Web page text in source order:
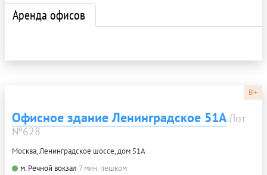
Аренда офисов
B+
Офисное здание Ленинградское 51АЛот
№628
Москва, Ленинградское шоссе, дом 51А
м. Речной вокзал 7 мин. пешком